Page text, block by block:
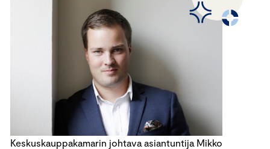
Keskuskauppakamarin johtava asiantuntija Mikko